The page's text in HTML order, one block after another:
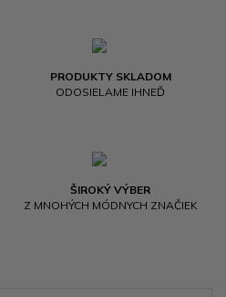
PRODUKTY SKLADOM
ODOSIELAME IHNEĎ
ŠIROKÝ VÝBER
Z MNOHÝCH MÓDNYCH ZNAČIEK